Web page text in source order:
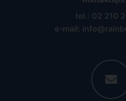
tel.: 02 210
e-mail: